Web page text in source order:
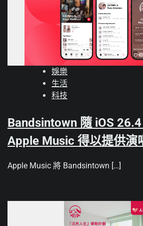
娛樂
生活
科技
Bandsintown 隨 iOS
Apple Music 得以提供演
Apple Music 將 Bandsintown […]